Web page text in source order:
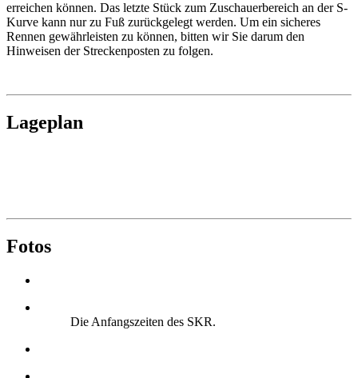
erreichen können. Das letzte Stück zum Zuschauerbereich an der S-
Kurve kann nur zu Fuß zurückgelegt werden. Um ein sicheres
Rennen gewährleisten zu können, bitten wir Sie darum den
Hinweisen der Streckenposten zu folgen.
Lageplan
Fotos
Die Anfangszeiten des SKR.